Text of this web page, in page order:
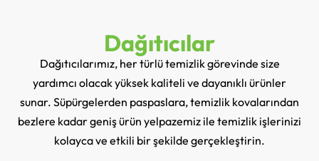
Dağıtıcılar
Dağıtıcılarımız, her türlü temizlik görevinde size
yardımcı olacak yüksek kaliteli ve dayanıklı ürünler
sunar. Süpürgelerden paspaslara, temizlik kovalarından
bezlere kadar geniş ürün yelpazemiz ile temizlik işlerinizi
kolayca ve etkili bir şekilde gerçekleştirin.